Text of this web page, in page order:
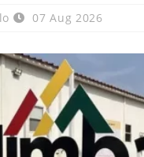
07 Aug 2026